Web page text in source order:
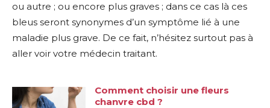
ou autre ; ou encore plus graves ; dans ce cas là ces
bleus seront synonymes d’un symptôme lié à une
maladie plus grave. De ce fait, n’hésitez surtout pas à
aller voir votre médecin traitant.
Comment choisir une fleurs
chanvre cbd ?